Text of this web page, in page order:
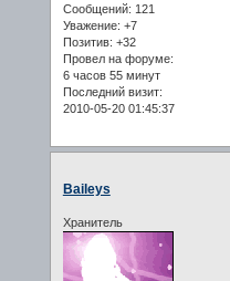
Сообщений: 121
Уважение: +7
Позитив: +32
Провел на форуме:
6 часов 55 минут
Последний визит:
2010-05-20 01:45:37
Baileys
Хранитель